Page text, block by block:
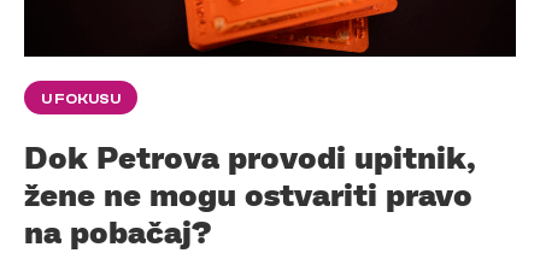
U FOKUSU
Dok Petrova provodi upitnik,
žene ne mogu ostvariti pravo
na pobačaj?